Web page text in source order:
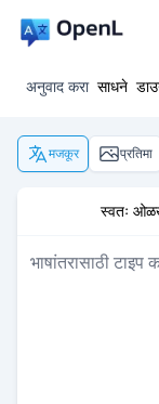
अनुवाद करा साधने
मजकूर प्रतिमा
स्वतः